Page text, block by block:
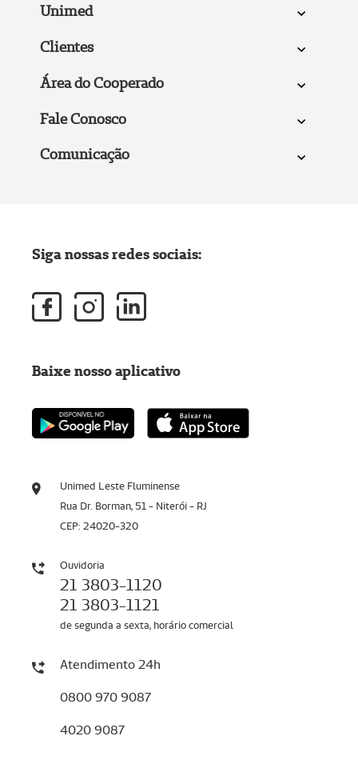
Unimed
Clientes
Área do Cooperado
Fale Conosco
Comunicação
Unimed Leste Fluminense
Rua Dr. Borman, 51 - Niterói - RJ
CEP: 24020-320
Ouvidoria
21 3803-1120
21 3803-1121
de segunda a sexta, horário comercial
Atendimento 24h
0800 970 9087
4020 9087
Siga nossas redes sociais:
Baixe nosso aplicativo